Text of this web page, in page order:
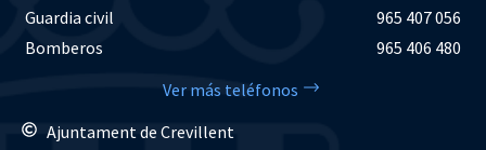
Guardia civil
965 407 056
Bomberos
965 406 480
Ver más teléfonos
Ajuntament de Crevillent